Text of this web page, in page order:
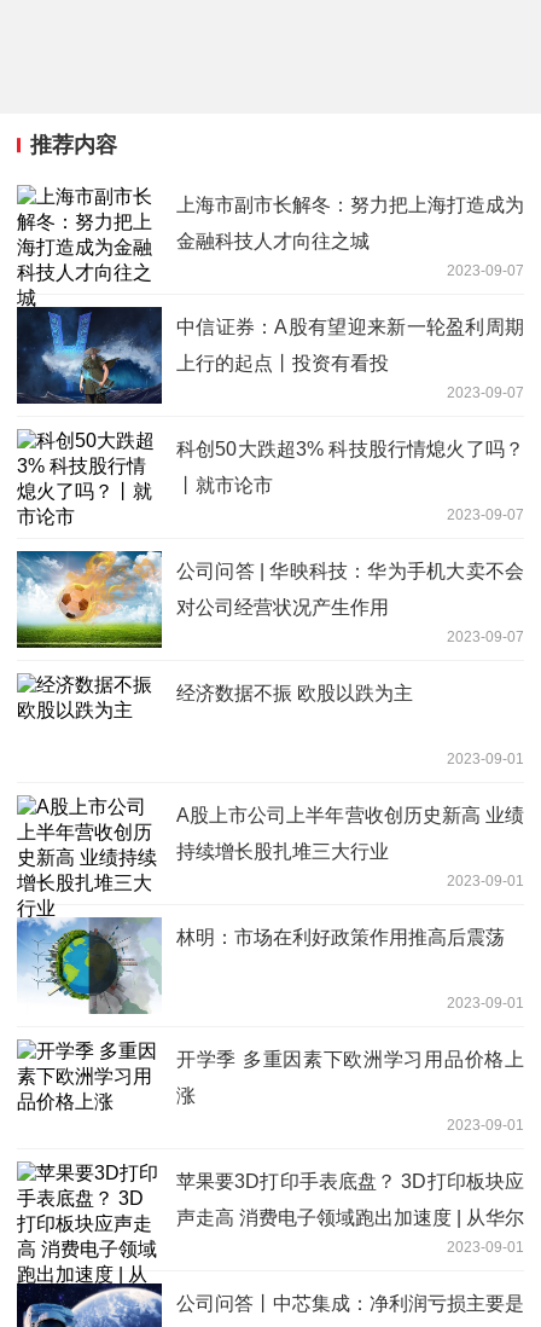
推荐内容
上海市副市长解冬：努力把上海打造成为
金融科技人才向往之城
2023-09-07
中信证券：A股有望迎来新一轮盈利周期
上行的起点丨投资有看投
2023-09-07
科创50大跌超3% 科技股行情熄火了吗？
丨就市论市
2023-09-07
公司问答 | 华映科技：华为手机大卖不会
对公司经营状况产生作用
2023-09-07
经济数据不振 欧股以跌为主
2023-09-01
A股上市公司上半年营收创历史新高 业绩
持续增长股扎堆三大行业
2023-09-01
林明：市场在利好政策作用推高后震荡
2023-09-01
开学季 多重因素下欧洲学习用品价格上
涨
2023-09-01
苹果要3D打印手表底盘？ 3D打印板块应
声走高 消费电子领域跑出加速度 | 从华尔
2023-09-01
公司问答丨中芯集成：净利润亏损主要是